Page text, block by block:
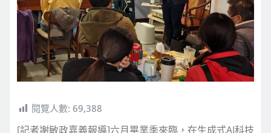
閱覽人數: 69,388
[記者謝敏政嘉義報導]六月畢業季來臨，在生成式AI科技